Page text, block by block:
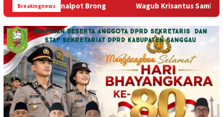
Breakingnews
Wagub Krisantus Sambut Kembali Berjalannya Ekspor